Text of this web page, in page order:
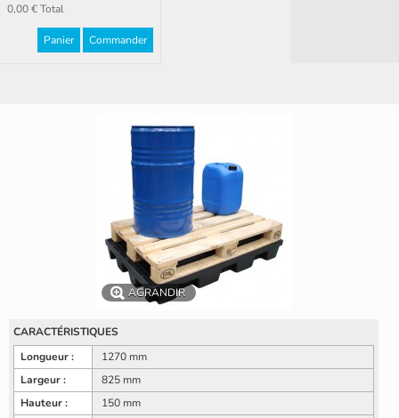
0,00 €Total
Panier Commander
AGRANDIR
CARACTÉRISTIQUES
Longueur :
1270 mm
Largeur :
825 mm
Hauteur :
150 mm